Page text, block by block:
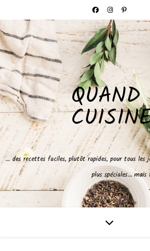
… des recettes faciles, plutôt rapides, pour tous les
plus spéciales…